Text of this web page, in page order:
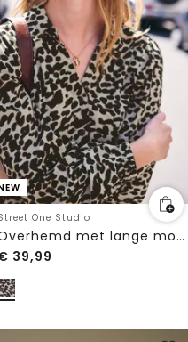
One Studio
Overhemd met lange mouwen en luipaardprint
39,99